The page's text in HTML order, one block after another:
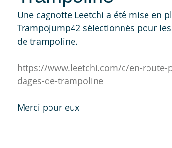
Une cagnotte Leetchi a été mise en
Trampojump42 sélectionnés pour
de trampoline.
https://www.leetchi.com/c/en-route-
dages-de-trampoline
Merci pour eux